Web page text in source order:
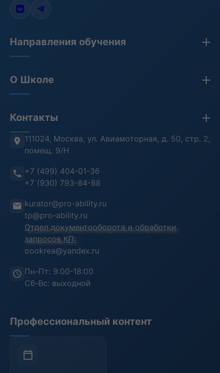
Направления обучения
Бухгалтерия
Противодействие коррупции
Антитеррористическая безопасность
Информационная безопасность
Воинский учет
О Школе
Лицензия
Проверка документов (ФРДО)
Отзывы клиентов
Преподаватели
Анкета слушателя
Контакты
111024, Москва, ул. Авиамоторная, д. 50, стр. 2,
помещ. 9/Н
+7 (499) 404-01-36
+7 (930) 793-84-88
kurator@pro-ability.ru
tp@pro-ability.ru
Отдел документооборота и обработки
запросов КП:
oookrea@yandex.ru
Пн-Пт: 9:00-18:00
Сб-Вс: выходной
Профессиональный контент